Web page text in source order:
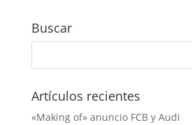
Buscar
Artículos recientes
«Making of» anuncio FCB y Audi